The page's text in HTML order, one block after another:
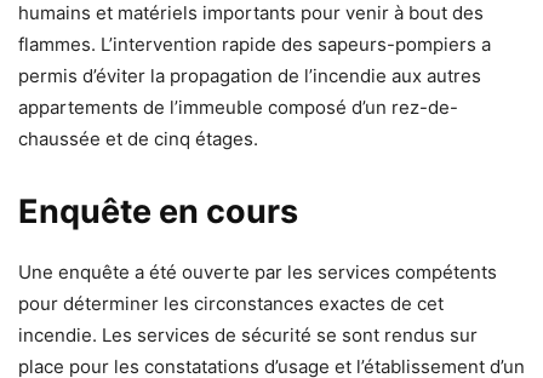
humains et matériels importants pour venir à bout des
flammes. L’intervention rapide des sapeurs-pompiers a
permis d’éviter la propagation de l’incendie aux autres
appartements de l’immeuble composé d’un rez-de-
chaussée et de cinq étages.
Enquête en cours
Une enquête a été ouverte par les services compétents
pour déterminer les circonstances exactes de cet
incendie. Les services de sécurité se sont rendus sur
place pour les constatations d’usage et l’établissement d’un